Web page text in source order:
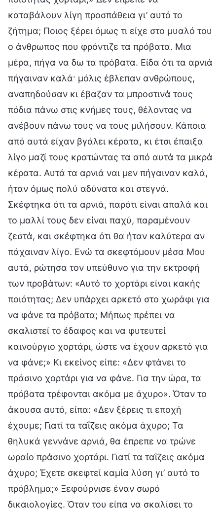
καταβάλουν λίγη προσπάθεια γι’ αυτό το
ζήτημα; Ποιος ξέρει όμως τι είχε στο μυαλό του
ο άνθρωπος που φρόντιζε τα πρόβατα. Μια
μέρα, πήγα να δω τα πρόβατα. Είδα ότι τα αρνιά
πήγαιναν καλά· μόλις έβλεπαν ανθρώπους,
αναπηδούσαν κι έβαζαν τα μπροστινά τους
πόδια πάνω στις κνήμες τους, θέλοντας να
ανέβουν πάνω τους να τους μιλήσουν. Κάποια
από αυτά είχαν βγάλει κέρατα, κι έτσι έπαιξα
λίγο μαζί τους κρατώντας τα από αυτά τα μικρά
κέρατα. Αυτά τα αρνιά ναι μεν πήγαιναν καλά,
ήταν όμως πολύ αδύνατα και στεγνά.
Σκέφτηκα ότι τα αρνιά, παρότι είναι απαλά και
το μαλλί τους δεν είναι παχύ, παραμένουν
ζεστά, και σκέφτηκα ότι θα ήταν καλύτερα αν
πάχαιναν λίγο. Ενώ τα σκεφτόμουν μέσα Μου
αυτά, ρώτησα τον υπεύθυνο για την εκτροφή
των προβάτων: «Αυτό το χορτάρι είναι κακής
ποιότητας; Δεν υπάρχει αρκετό στο χωράφι για
να φάνε τα πρόβατα; Μήπως πρέπει να
σκαλιστεί το έδαφος και να φυτευτεί
καινούργιο χορτάρι, ώστε να έχουν αρκετό για
να φάνε;» Κι εκείνος είπε: «Δεν φτάνει το
πράσινο χορτάρι για να φάνε. Για την ώρα, τα
πρόβατα τρέφονται ακόμα με άχυρο». Όταν το
άκουσα αυτό, είπα: «Δεν ξέρεις τι εποχή
έχουμε; Γιατί τα ταΐζεις ακόμα άχυρο; Τα
θηλυκά γεννάνε αρνιά, θα έπρεπε να τρώνε
ωραίο πράσινο χορτάρι. Γιατί τα ταΐζεις ακόμα
άχυρο; Έχετε σκεφτεί καμία λύση γι’ αυτό το
πρόβλημα;» Ξεφούρνισε έναν σωρό
δικαιολογίες. Όταν του είπα να σκαλίσει το